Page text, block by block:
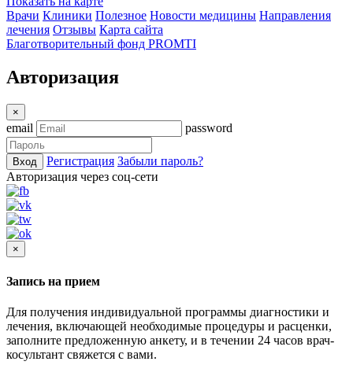
Врачи Клиники Полезное Новости медицины Направления
лечения Отзывы Карта сайта
Благотворительный фонд PROMTI
Авторизация
×
email password
Вход Регистрация Забыли пароль?
Авторизация через соц-сети
×
Запись на прием
Для получения индивидуальной программы диагностики и
лечения, включающей необходимые процедуры и расценки,
заполните предложенную анкету, и в течении 24 часов врач-
косультант свяжется с вами.